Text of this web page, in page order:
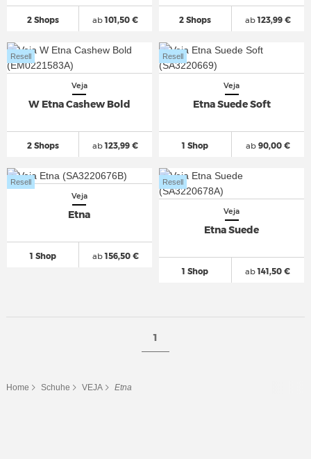
2 Shops ab101,50 € 2 Shops ab123,99 €
Veja
W Etna Cashew Bold
2 Shops
Resell
ab123,99 €
Veja
Etna Suede Soft
1 Shop
Resell
ab90,00 €
Veja
Etna
1 Shop
Resell
ab156,50 €
Veja
Etna Suede
1 Shop
Resell
ab141,50 €
1
Home Schuhe VEJA Etna